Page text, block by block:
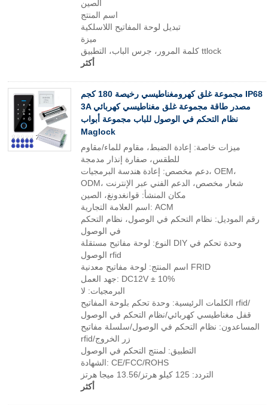
الصين
اسم المنتج
تبديل لوحة المفاتيح اللاسلكية
ميزة
كلمة المرور، جرس الباب، التطبيق ttlock
أكثر
مجموعة غلق كهرومغناطيسي رخيصة 180 كجم IP68
3A مصدر طاقة مجموعة غلق مغناطيسي كهربائي
نظام التحكم في الوصول للباب مجموعة أبواب
Maglock
ميزات خاصة: إعادة الضبط، مقاوم للماء/مقاوم
للطقس، صفارة إنذار مدمجة
دعم مخصص: إعادة هندسة البرمجيات، OEM،
ODM، شعار مخصص، الدعم الفني عبر الإنترنت
مكان المنشأ: قوانغدونغ، الصين
اسم العلامة التجارية: ACM
رقم الموديل: نظام التحكم في الوصول، نظام التحكم
في الوصول
النوع: لوحة مفاتيح مستقلة DIY وحدة تحكم في
الوصول rfid
اسم المنتج: لوحة مفاتيح معدنية FRID
جهد العمل: DC12V ± 10%
البرمجيات: لا
الكلمات الرئيسية: وحدة تحكم بلوحة المفاتيح rfid/
قفل مغناطيسي كهربائي/نظام التحكم في الوصول
المساعدون: نظام التحكم في الوصول/سلسلة مفاتيح
rfid/زر الخروج
التطبيق: لمنتج التحكم في الوصول
الشهادة: CE/FCC/ROHS
التردد: 125 كيلو هرتز/13.56 ميجا هرتز
أكثر